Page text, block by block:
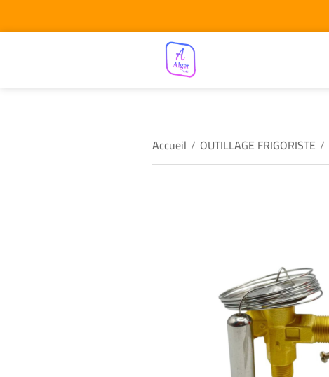
Accueil / OUTILLAGE FRIGORISTE /